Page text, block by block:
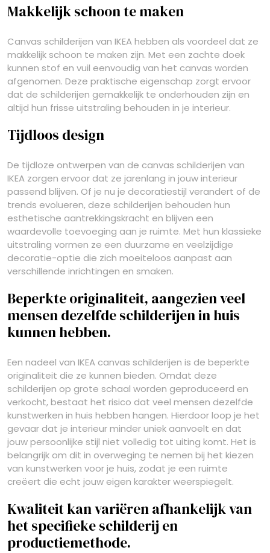
Makkelijk schoon te maken
Canvas schilderijen van IKEA hebben als voordeel dat ze
makkelijk schoon te maken zijn. Met een zachte doek
kunnen stof en vuil eenvoudig van het canvas worden
afgenomen. Deze praktische eigenschap zorgt ervoor
dat de schilderijen gemakkelijk te onderhouden zijn en
altijd hun frisse uitstraling behouden in je interieur.
Tijdloos design
De tijdloze ontwerpen van de canvas schilderijen van
IKEA zorgen ervoor dat ze jarenlang in jouw interieur
passend blijven. Of je nu je decoratiestijl verandert of de
trends evolueren, deze schilderijen behouden hun
esthetische aantrekkingskracht en blijven een
waardevolle toevoeging aan je ruimte. Met hun klassieke
uitstraling vormen ze een duurzame en veelzijdige
decoratie-optie die zich moeiteloos aanpast aan
verschillende inrichtingen en smaken.
Beperkte originaliteit, aangezien veel
mensen dezelfde schilderijen in huis
kunnen hebben.
Een nadeel van IKEA canvas schilderijen is de beperkte
originaliteit die ze kunnen bieden. Omdat deze
schilderijen op grote schaal worden geproduceerd en
verkocht, bestaat het risico dat veel mensen dezelfde
kunstwerken in huis hebben hangen. Hierdoor loop je het
gevaar dat je interieur minder uniek aanvoelt en dat
jouw persoonlijke stijl niet volledig tot uiting komt. Het is
belangrijk om dit in overweging te nemen bij het kiezen
van kunstwerken voor je huis, zodat je een ruimte
creëert die echt jouw eigen karakter weerspiegelt.
Kwaliteit kan variëren afhankelijk van
het specifieke schilderij en
productiemethode.